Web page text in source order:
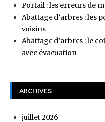
Portail : les erreurs de
Abattage d’arbres : les
voisins
Abattage d’arbres : le
avec évacuation
ARCHIVES
juillet 2026